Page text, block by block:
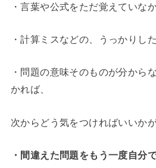
・言葉や公式をただ覚えていな
・計算ミスなどの、うっかりし
・問題の意味そのものが分から
かれば、
次からどう気をつければいいか
・間違えた問題をもう一度自分